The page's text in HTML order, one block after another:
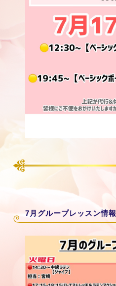
7月グループレッスン情報